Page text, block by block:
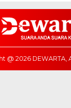
@ 2026 DEWARTA,